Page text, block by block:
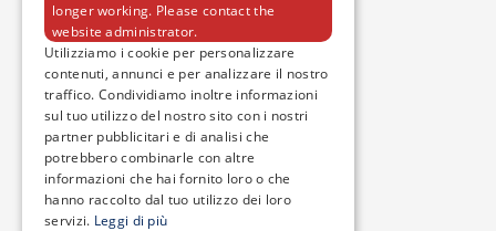
Email:
b
T
w
i
t
t
e
r
I
n
s
t
a
g
r
a
m
Y
o
u
t
u
b
e
longer working. Please contact the
website administrator.
Utilizziamo i cookie per personalizzare
contenuti, annunci e per analizzare il nostro
traffico. Condividiamo inoltre informazioni
sul tuo utilizzo del nostro sito con i nostri
partner pubblicitari e di analisi che
potrebbero combinarle con altre
informazioni che hai fornito loro o che
hanno raccolto dal tuo utilizzo dei loro
servizi. Leggi di più